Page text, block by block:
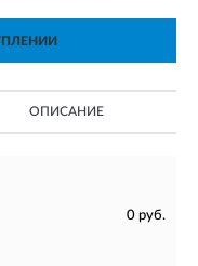
ОПИСАНИЕ
0 руб.